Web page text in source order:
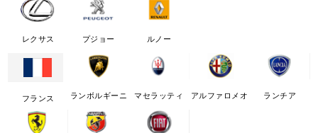
レクサス プジョー ルノー
フランス ランボルギーニ マセラッティ アルファロメオ ランチア